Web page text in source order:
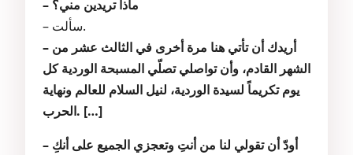
– ماذا تريدين مني؟
– سألت.
– أريدك أن تأتي هنا مرة أخرى في الثالث عشر من
الشهر القادم، وأن تواصلي تصلّي المسبحة الوردية كل
يوم تكريماً لسيدة الوردية، لنيل السلام للعالم ونهاية
الحرب. […]
– أودّ أن تقولي لنا من أنتِ وتعجزي الجميع على أنكِ